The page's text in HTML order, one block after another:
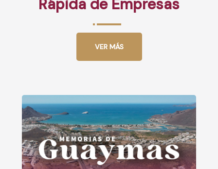
Rápida de Empresas
VER MÁS